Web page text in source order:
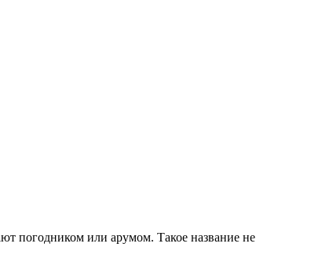
погодником или арумом. Такое название не